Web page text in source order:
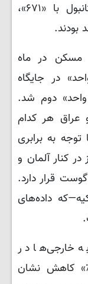
پیشتاز در فروش به خارجی‌ها استانبول با «۶۷۱»،
مسکن در ماه
گذشته، روسیه با «۲۸۳ واحد» در جایگاه
نخست قرار گرفت و ایران با «۱۵۵ واحد» دوم شد.
عراق هر کدام
توجه به برابری
کنار آلمان و
قرار دارد.
داده‌های
خارجی‌ها در
نسبت به سال قبل «۱۹٫۸٪» کاهش نشان